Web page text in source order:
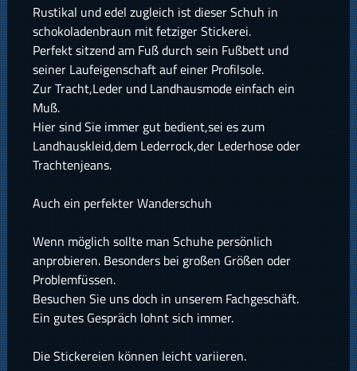
Rustikal und edel zugleich ist dieser Schuh in
schokoladenbraun mit fetziger Stickerei.
Perfekt sitzend am Fuß durch sein Fußbett und
seiner Laufeigenschaft auf einer Profilsole.
Zur Tracht,Leder und Landhausmode einfach ein
Muß.
Hier sind Sie immer gut bedient,sei es zum
Landhauskleid,dem Lederrock,der Lederhose oder
Trachtenjeans.
Auch ein perfekter Wanderschuh
Wenn möglich sollte man Schuhe persönlich
anprobieren. Besonders bei großen Größen oder
Problemfüssen.
Besuchen Sie uns doch in unserem Fachgeschäft.
Ein gutes Gespräch lohnt sich immer.
Die Stickereien können leicht variieren.